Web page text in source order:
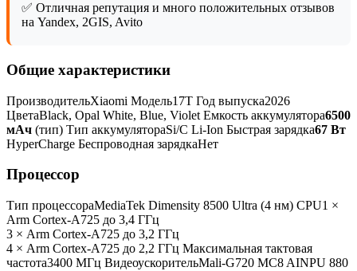
✅ Отличная репутация и много положительных отзывов
на Yandex, 2GIS, Avito
Общие характеристики
ПроизводительXiaomi Модель17T Год выпуска2026
ЦветаBlack, Opal White, Blue, Violet Емкость аккумулятора6500
мАч (тип) Тип аккумулятораSi/C Li-Ion Быстрая зарядка67 Вт
HyperCharge Беспроводная зарядкаНет
Процессор
Тип процессораMediaTek Dimensity 8500 Ultra (4 нм) CPU1 ×
Arm Cortex-A725 до 3,4 ГГц
3 × Arm Cortex-A725 до 3,2 ГГц
4 × Arm Cortex-A725 до 2,2 ГГц Максимальная тактовая
частота3400 МГц ВидеоускорительMali-G720 MC8 AINPU 880